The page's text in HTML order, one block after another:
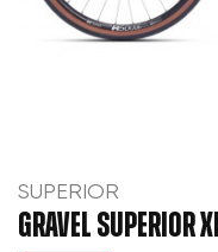
SUPERIOR
GRAVEL SUPERIOR